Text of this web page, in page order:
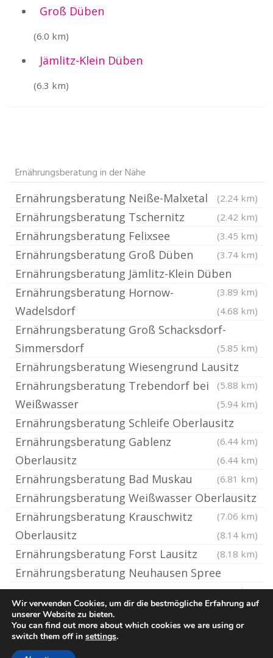
Groß Düben
(6.0 km)
Jämlitz-Klein Düben
(6.3 km)
Ernährungsberatung in der Nähe
Ernährungsberatung Neiße-Malxetal (2.24 km)
Ernährungsberatung Tschernitz (2.42 km)
Ernährungsberatung Felixsee (3.45 km)
Ernährungsberatung Groß Düben (3.74 km)
Ernährungsberatung Jämlitz-Klein Düben
(3.89 km)
Ernährungsberatung Hornow-
Wadelsdorf
(4.68 km)
Ernährungsberatung Groß Schacksdorf-
Simmersdorf
(5.85 km)
Ernährungsberatung Wiesengrund Lausitz
(5.88 km)
Ernährungsberatung Trebendorf bei
Weißwasser
(5.94 km)
Ernährungsberatung Schleife Oberlausitz
(6.44 km)
Ernährungsberatung Gablenz
Oberlausitz
(6.44 km)
Ernährungsberatung Bad Muskau (6.81 km)
Ernährungsberatung Weißwasser Oberlausitz
(7.06 km)
Ernährungsberatung Krauschwitz
Oberlausitz
(8.14 km)
Ernährungsberatung Forst Lausitz (8.18 km)
Ernährungsberatung Neuhausen Spree
(9.11 km)
© Ernaehrungsberatung.rocks
Wir verwenden Cookies, um dir die bestmögliche Erfahrung auf
unserer Website zu bieten.
You can find out more about which cookies we are using or
switch them off in settings.